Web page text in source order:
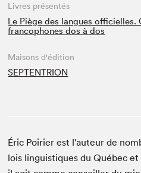
Livres présentés
Le Piège des langues officielles.
francophones dos à dos
Maisons d'édition
SEPTENTRION
Éric Poirier est l'auteur de
lois linguistiques du Québec et